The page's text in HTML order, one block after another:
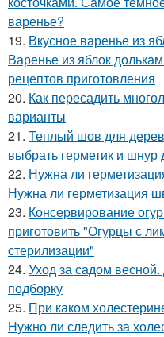
варенье?
19. Вкусное варенье из
Варенье из яблок
рецептов приготовления
20. Как пересадить
варианты
21. Теплый шов для
выбрать герметик и шнур
22. Нужна ли
Нужна ли герметизация
23. Консервирование
приготовить "Огурцы с
стерилизации"
24. Уход за садом
подборку
25. При каком
Нужно ли следить за